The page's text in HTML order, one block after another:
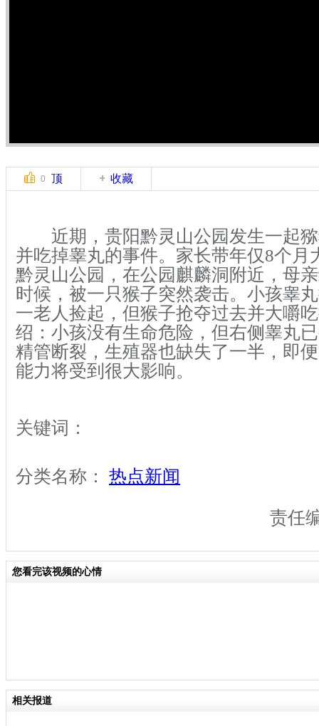
0 顶 收藏
近期，贵阳黔灵山公园发生一起猕
并吃掉睾丸的事件。家长带年仅8个月
黔灵山公园，在公园麒麟洞附近，母
时候，被一只猴子突然袭击。小孩睾
一老人捡起，但猴子抢夺过去并大嚼
绍：小孩没有生命危险，但右侧睾丸
精管断裂，生殖器也缺失了一半，即
能力将受到很大影响。
关键词：
分类名称： 热点新闻
责任
您看完该视频的心情
相关报道